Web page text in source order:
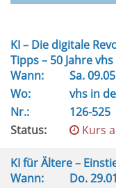
KI – Die digitale
Tipps – 50 Jahre vhs
Wann:
Sa.
Wo:
vhs in
Nr.:
126-525
Status:
Kurs
KI für Ältere –
Wann:
Do.